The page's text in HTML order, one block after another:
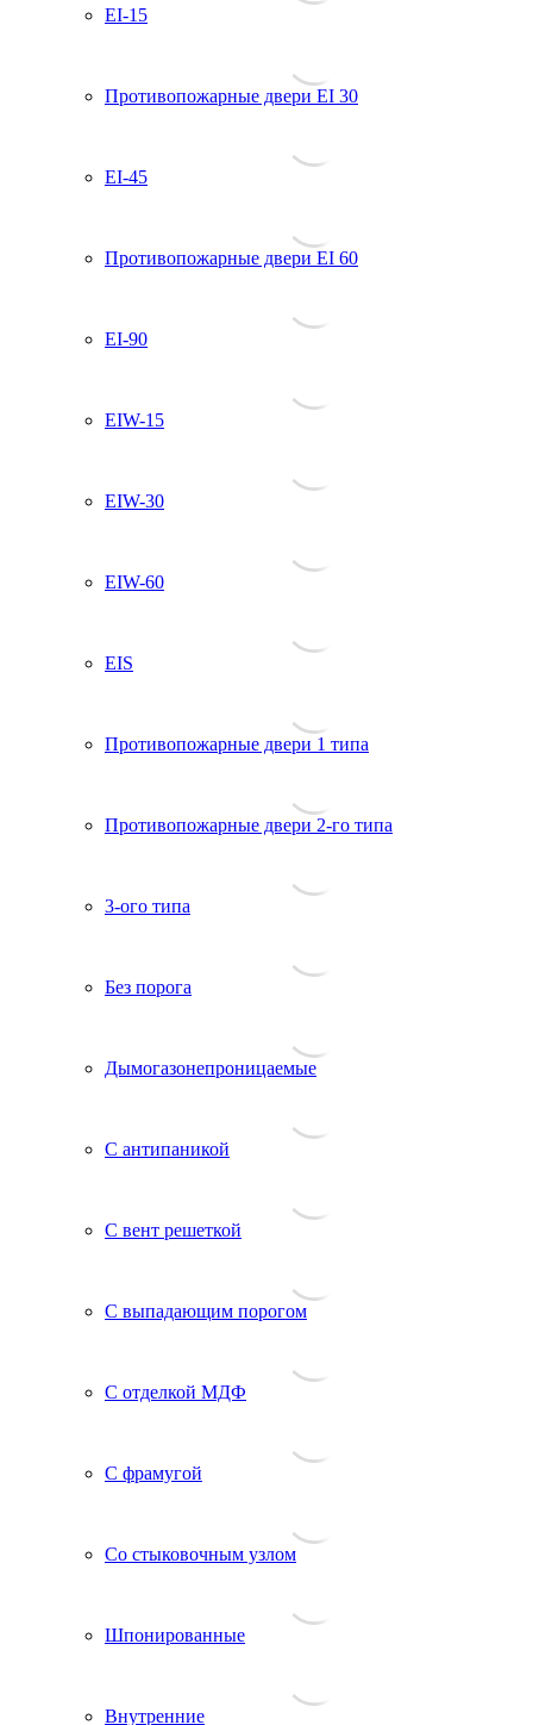
EI-15
Противопожарные двери EI 30
EI-45
Противопожарные двери EI 60
EI-90
EIW-15
EIW-30
EIW-60
EIS
Противопожарные двери 1 типа
Противопожарные двери 2-го типа
3-ого типа
Без порога
Дымогазонепроницаемые
С антипаникой
С вент решеткой
С выпадающим порогом
С отделкой МДФ
С фрамугой
Со стыковочным узлом
Шпонированные
Внутренние